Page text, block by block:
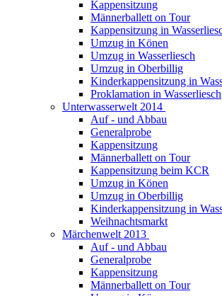
Kappensitzung
Männerballett on Tour
Kappensitzung in
Umzug in Könen
Umzug in Wasserliesch
Umzug in Oberbillig
Kinderkappensitzung in
Proklamation in Wasserliesch
Unterwasserwelt 2014
Auf - und Abbau
Generalprobe
Kappensitzung
Männerballett on Tour
Kappensitzung beim KCR
Umzug in Könen
Umzug in Oberbillig
Kinderkappensitzung in
Weihnachtsmarkt
Märchenwelt 2013
Auf - und Abbau
Generalprobe
Kappensitzung
Männerballett on Tour